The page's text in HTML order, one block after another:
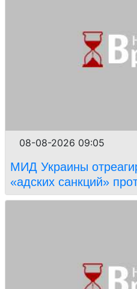
08-08-2026 09:05
МИД Украины
«адских санкций»